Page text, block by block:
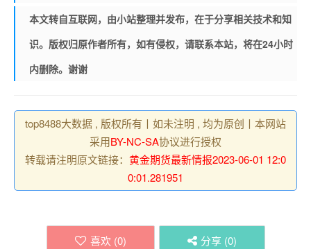
本文转自互联网，由小站整理并发布，在于分享相关技术和知
识。版权归原作者所有，如有侵权，请联系本站，将在24小时
内删除。谢谢
top8488大数据 , 版权所有丨如未注明 , 均为原创丨本网站
采用BY-NC-SA协议进行授权
转载请注明原文链接： 黄金期货最新情报2023-06-01 12:0
0:01.281951
喜欢 (0) 分享 (0)